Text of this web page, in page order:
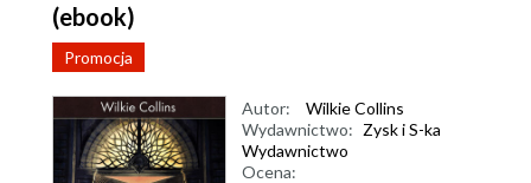
(ebook)
Promocja
Autor:
Wilkie Collins
Wydawnictwo: Zysk i S-ka
Wydawnictwo
Ocena: